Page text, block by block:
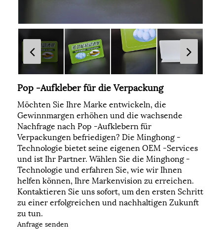
Pop -Aufkleber für die Verpackung
Möchten Sie Ihre Marke entwickeln, die
Gewinnmargen erhöhen und die wachsende
Nachfrage nach Pop -Aufklebern für
Verpackungen befriedigen? Die Minghong -
Technologie bietet seine eigenen OEM -Services
und ist Ihr Partner. Wählen Sie die Minghong -
Technologie und erfahren Sie, wie wir Ihnen
helfen können, Ihre Markenvision zu erreichen.
Kontaktieren Sie uns sofort, um den ersten Schritt
zu einer erfolgreichen und nachhaltigen Zukunft
zu tun.
Anfrage senden